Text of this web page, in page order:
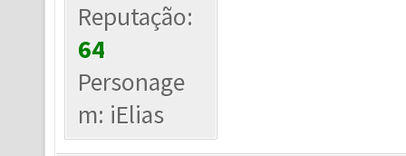
Reputação:
64
Personage
m: iElias